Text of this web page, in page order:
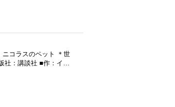
コラスのペット ＊世
社：講談社 ■作：イ…